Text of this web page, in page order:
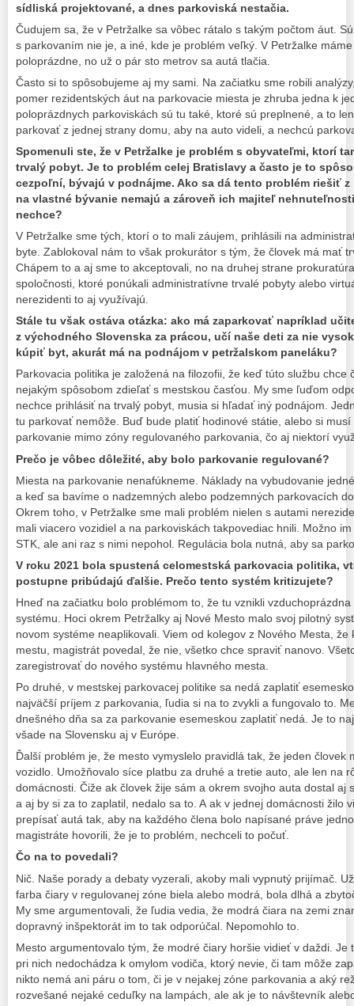
sídliská projektované, a dnes parkoviská nestačia.
Čudujem sa, že v Petržalke sa vôbec rátalo s takým počtom áut.
s parkovaním nie je, a iné, kde je problém veľký. V Petržalke
poloprázdne, no už o pár sto metrov sa autá tlačia.
Často si to spôsobujeme aj my sami. Na začiatku sme robili
pomer rezidentských áut na parkovacie miesta je zhruba jedna k
poloprázdnych parkoviskách sú tu také, ktoré sú preplnené, a to
parkovať z jednej strany domu, aby na auto videli, a nechcú
Spomenuli ste, že v Petržalke je problém s obyvateľmi, ktorí
trvalý pobyt. Je to problém celej Bratislavy a často je to
cezpoľní, bývajú v podnájme. Ako sa dá tento problém riešiť
na vlastné bývanie nemajú a zároveň ich majiteľ
nechce?
V Petržalke sme tých, ktorí o to mali záujem, prihlásili na
byte. Zablokoval nám to však prokurátor s tým, že človek má mať
Chápem to a aj sme to akceptovali, no na druhej strane
spoločnosti, ktoré ponúkali administratívne trvalé pobyty alebo
nerezidenti to aj využívajú.
Stále tu však ostáva otázka: ako má zaparkovať napríklad
z východného Slovenska za prácou, učí naše deti za nie
kúpiť byt, akurát má na podnájom v petržalskom paneláku?
Parkovacia politika je založená na filozofii, že keď túto službu chce
nejakým spôsobom zdieľať s mestskou časťou. My sme ľuďom
nechce prihlásiť na trvalý pobyt, musia si hľadať iný podnájom.
tu parkovať nemôže. Buď bude platiť hodinové státie, alebo si
parkovanie mimo zóny regulovaného parkovania, čo aj niektorí
Prečo je vôbec dôležité, aby bolo parkovanie regulované?
Miesta na parkovanie nenafúkneme. Náklady na vybudovanie
a keď sa bavíme o nadzemných alebo podzemných parkovacích
Okrem toho, v Petržalke sme mali problém nielen s autami
mali viacero vozidiel a na parkoviskách takpovediac hnili. Možno
STK, ale ani raz s nimi nepohol. Regulácia bola nutná, aby sa
V roku 2021 bola spustená celomestská parkovacia politika,
postupne pribúdajú ďalšie. Prečo tento systém kritizujete?
Hneď na začiatku bolo problémom to, že tu vznikli
systému. Hoci okrem Petržalky aj Nové Mesto malo svoj pilotný
novom systéme neaplikovali. Viem od kolegov z Nového Mesta,
mestu, magistrát povedal, že nie, všetko chce spraviť nanovo.
zaregistrovať do nového systému hlavného mesta.
Po druhé, v mestskej parkovacej politike sa nedá zaplatiť
najväčší príjem z parkovania, ľudia si na to zvykli a fungovalo to.
dnešného dňa sa za parkovanie esemeskou zaplatiť nedá. Je to
všade na Slovensku aj v Európe.
Ďalší problém je, že mesto vymyslelo pravidlá tak, že jeden človek
vozidlo. Umožňovalo síce platbu za druhé a tretie auto, ale len na
domácnosti. Čiže ak človek žije sám a okrem svojho auta dostal aj
a aj by si za to zaplatil, nedalo sa to. A ak v jednej domácnosti žilo
prepísať autá tak, aby na každého člena bolo napísané práve
magistráte hovorili, že je to problém, nechceli to počuť.
Čo na to povedali?
Nič. Naše porady a debaty vyzerali, akoby mali vypnutý prijímač.
farba čiary v regulovanej zóne biela alebo modrá, bola dlhá a
My sme argumentovali, že ľudia vedia, že modrá čiara na zemi
dopravný inšpektorát im to tak odporúčal. Nepomohlo to.
Mesto argumentovalo tým, že modré čiary horšie vidieť v daždi. Je
pri nich nedochádza k omylom vodiča, ktorý nevie, či tam môže
nikto nemá ani páru o tom, či je v nejakej zóne parkovania a aký
rozvešané nejaké ceduľky na lampách, ale ak je to návštevník